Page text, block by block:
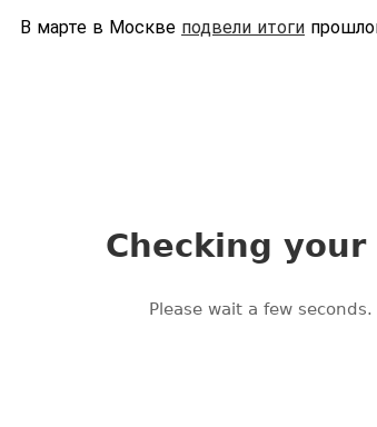
В марте в Москве подвели итоги